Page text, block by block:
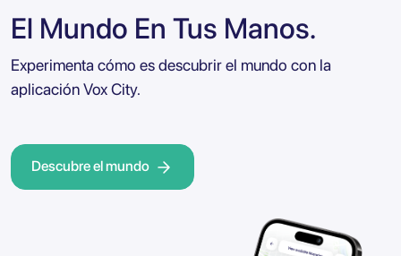
El Mundo En Tus Manos.
Experimenta cómo es descubrir el mundo con la
aplicación Vox City.
Descubre el mundo